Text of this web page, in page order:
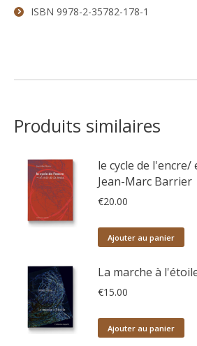
ISBN 9978-2-35782-178-1
Produits similaires
le cycle de l'encre/
Jean-Marc Barrier
€20.00
Ajouter au panier
La marche à
€15.00
Ajouter au panier